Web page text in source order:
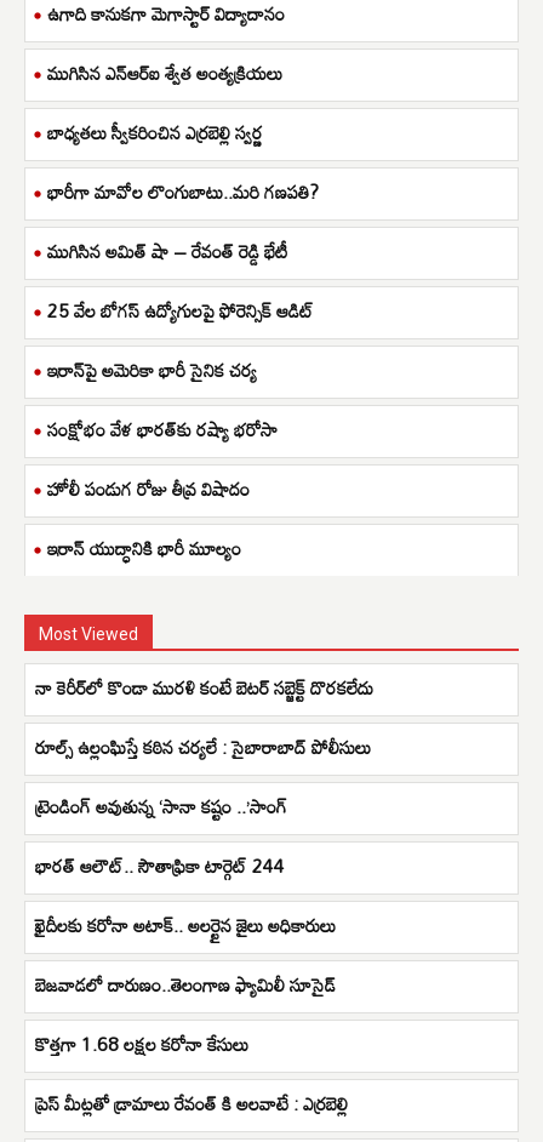
ఉగాది కానుకగా మెగాస్టార్ విద్యాదానం
ముగిసిన ఎన్ఆర్ఐ శ్వేత అంత్యక్రియలు
బాధ్యతలు స్వీకరించిన ఎర్రబెల్లి స్వర్ణ
భారీగా మావోల లొంగుబాటు..మరి గణపతి?
ముగిసిన అమిత్ షా – రేవంత్ రెడ్డి భేటీ
25 వేల బోగస్ ఉద్యోగులపై ఫోరెన్సిక్ ఆడిట్
ఇరాన్‌పై అమెరికా భారీ సైనిక చర్య
సంక్షోభం వేళ భారత్‌కు రష్యా భరోసా
హోలీ పండుగ రోజు తీవ్ర విషాదం
ఇరాన్ యుద్ధానికి భారీ మూల్యం
Most Viewed
నా కెరీర్‌లో కొండా మురళి కంటే బెటర్ సబ్జెక్ట్ దొరకలేదు
రూల్స్ ఉల్లంఘిస్తే కఠిన చర్యలే : సైబారాబాద్ పోలీసులు
ట్రెండింగ్ అవుతున్న ‘సానా కష్టం ..’సాంగ్
భారత్ ఆలౌట్.. సౌతాఫ్రికా టార్గెట్ 244
ఖైదీలకు కరోనా అటాక్.. అలర్టైన జైలు అధికారులు
బెజవాడలో దారుణం..తెలంగాణ ఫ్యామిలీ సూసైడ్
కొత్తగా 1.68 లక్షల కరోనా కేసులు
ప్రెస్ మీట్లతో డ్రామాలు రేవంత్ కి అలవాటే : ఎర్రబెల్లి